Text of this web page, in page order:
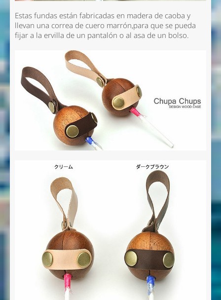
Estas fundas están fabricadas en madera de caoba y
llevan una correa de cuero marrón,para que se pueda
fijar a la ervilla de un pantalón o al asa de un bolso.